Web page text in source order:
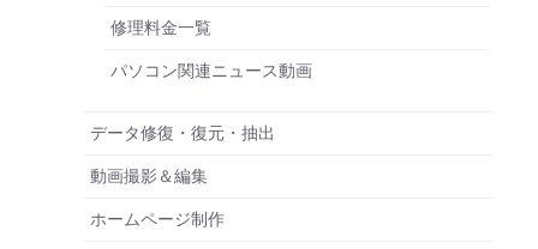
修理料金一覧
パソコン関連ニュース動画
データ修復・復元・抽出
動画撮影＆編集
ホームページ制作